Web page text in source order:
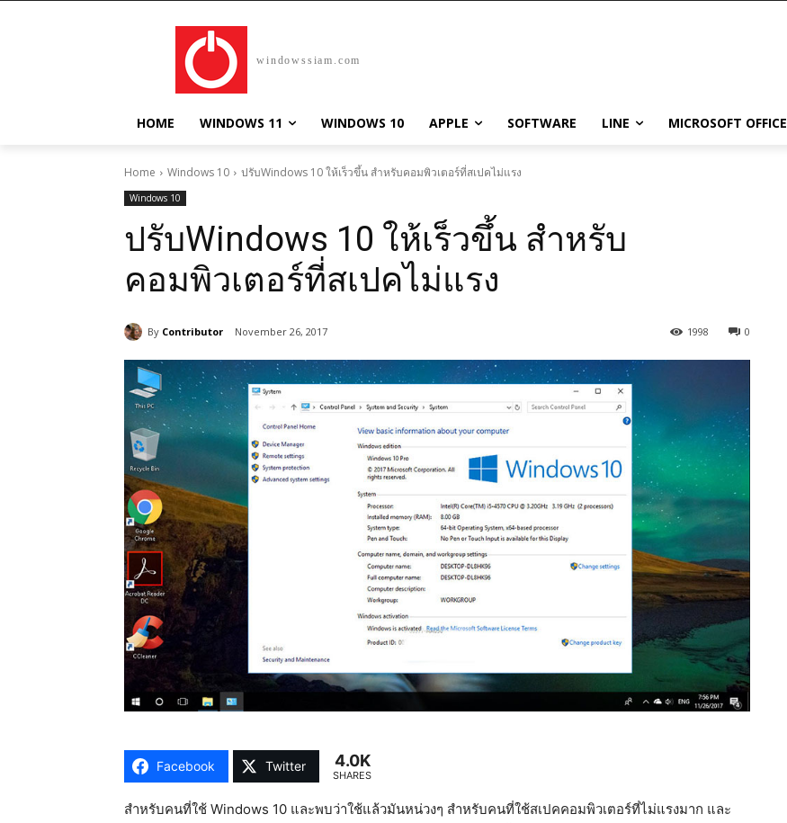
windowssiam.com
HOME WINDOWS 11 WINDOWS 10 APPLE SOFTWARE LINE MICROSOFT OFFICE
Home Windows 10 ปรับWindows 10 ให้เร็วขึ้น สำหรับคอมพิวเตอร์ที่สเปคไม่แรง
Windows 10
ปรับWindows 10 ให้เร็วขึ้น สำหรับ
คอมพิวเตอร์ที่สเปคไม่แรง
By Contributor November 26, 2017 0
1998
Facebook Twitter 4.0K
SHARES
สำหรับคนที่ใช้ Windows 10 และพบว่าใช้แล้วมันหน่วงๆ สำหรับคนที่ใช้สเปคคอมพิวเตอร์ที่ไม่แรงมาก และ